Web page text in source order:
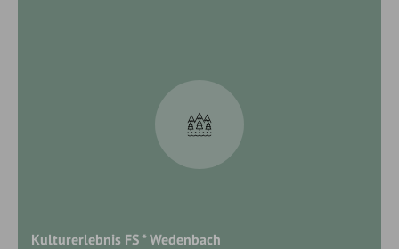
Kulturerlebnis FS * Wedenbach